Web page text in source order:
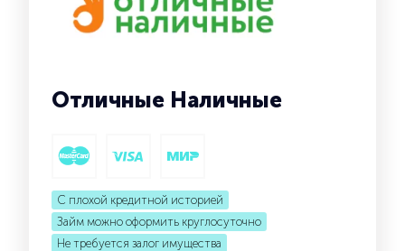
Отличные Наличные
С плохой кредитной историей
Займ можно оформить круглосуточно
Не требуется залог имущества